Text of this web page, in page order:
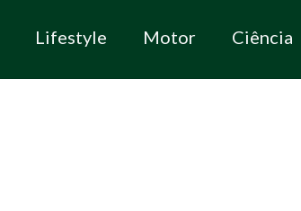
Lifestyle Motor Ciência